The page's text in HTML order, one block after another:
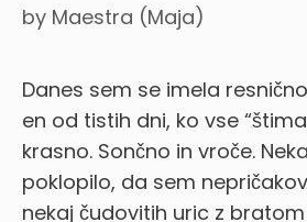
by Maestra (Maja)
Danes sem se imela
en od tistih dni, ko vse
krasno. Sončno in vroče.
poklopilo, da sem
nekaj čudovitih uric z